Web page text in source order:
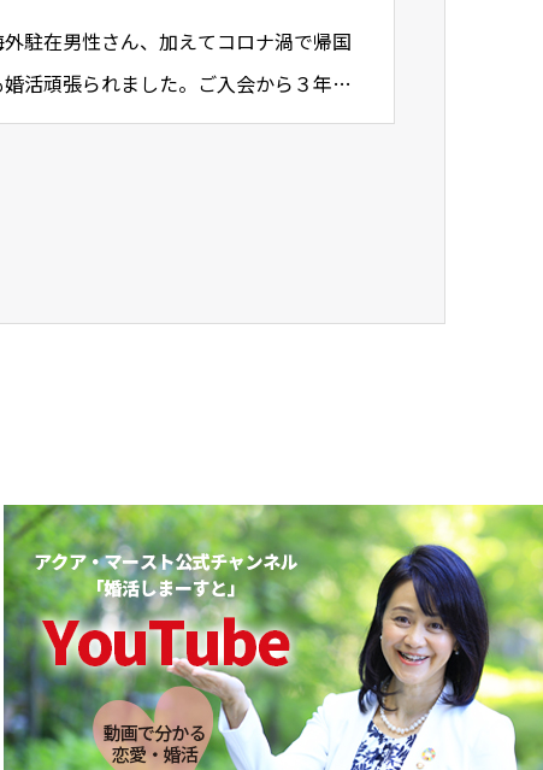
駐在男性さん、加えてコロナ渦で帰国
活頑張られました。ご入会から３年で
ります…